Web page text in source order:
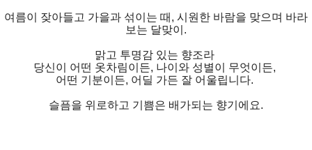
여름이 잦아들고 가을과 섞이는 때, 시원한 바람을 맞으며 바라
보는 달맞이.
맑고 투명감 있는 향조라
당신이 어떤 옷차림이든, 나이와 성별이 무엇이든,
어떤 기분이든, 어딜 가든 잘 어울립니다.
슬픔을 위로하고 기쁨은 배가되는 향기에요.